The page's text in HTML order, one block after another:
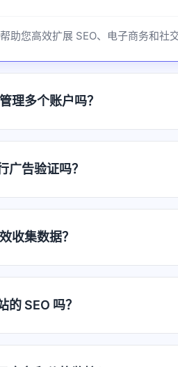
您高效扩展 SEO、电子商务和社交
理多个账户吗？
广告验证吗？
收集数据？
SEO 吗？